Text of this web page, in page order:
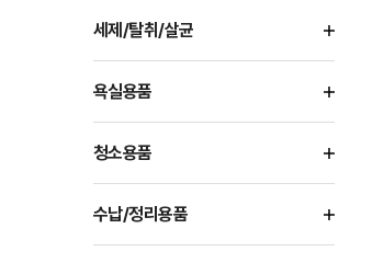
세제/탈취/살균
욕실용품
청소용품
수납/정리용품